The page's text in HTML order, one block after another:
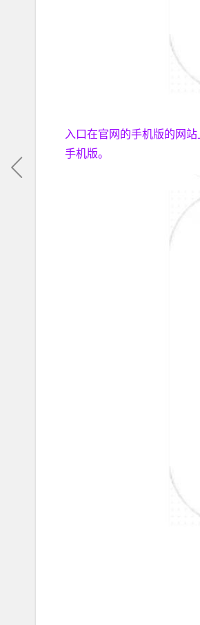
入口在官网的手机版的网
手机版。